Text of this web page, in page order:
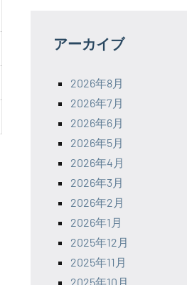
アーカイブ
2026年8月
2026年7月
2026年6月
2026年5月
2026年4月
2026年3月
2026年2月
2026年1月
2025年12月
2025年11月
2025年10月